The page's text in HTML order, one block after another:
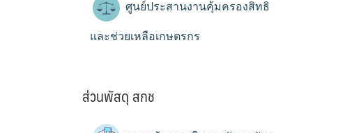
ศูนย์ประสานงานคุ้มครองสิทธิ
และช่วยเหลือเกษตรกร
ส่วนพัสดุ สกช